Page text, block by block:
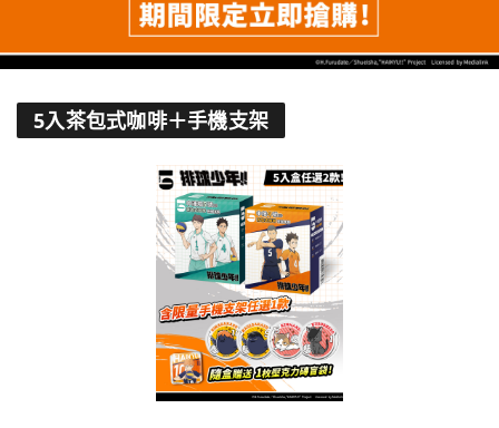
5入茶包式咖啡＋手機支架